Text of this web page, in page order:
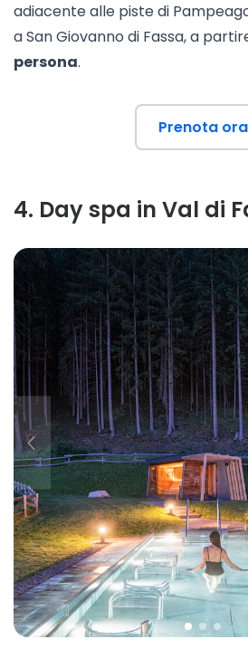
adiacente alle piste di
aSan Giovanno di Fassa, a
persona.
Prenota ora
4. Day spa in Val di